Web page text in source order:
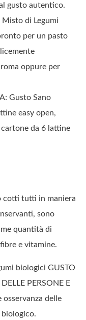
gusto autentico.
Misto di Legumi
per un pasto
oppure per
Gusto Sano
easy open,
da 6 lattine
cotti tutti in maniera
sono
quantità di
e vitamine.
biologici GUSTO
PERSONE E
osservanza delle
biologico.